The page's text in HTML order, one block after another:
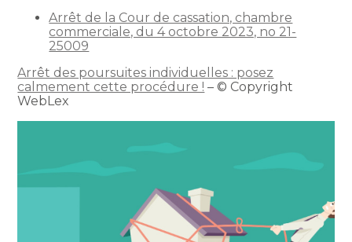
Arrêt de la Cour de cassation, chambre
commerciale, du 4 octobre 2023, no 21-
25009
Arrêt des poursuites individuelles : posez
calmement cette procédure ! – © Copyright
WebLex